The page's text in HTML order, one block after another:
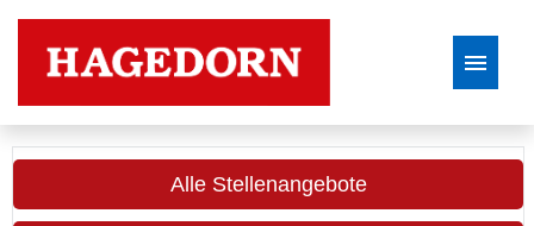
Stellenangebote
Alle Stellenangebote